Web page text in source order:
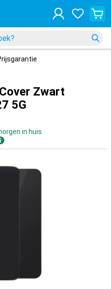
Zwart
5G
in huis